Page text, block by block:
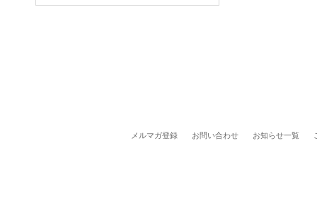
メルマガ登録 お問い合わせ お知らせ一覧